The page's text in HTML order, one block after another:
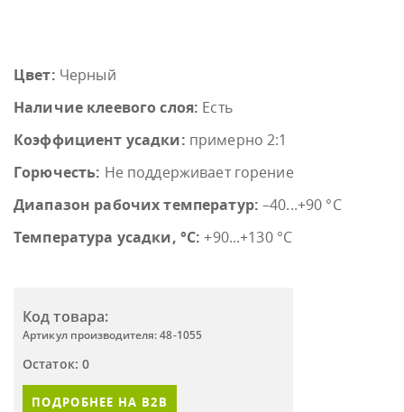
Цвет: Черный
Наличие клеевого слоя: Есть
Коэффициент усадки: примерно 2:1
Горючесть: Не поддерживает горение
Диапазон рабочих температур: –40...+90 °С
Температура усадки, °С: +90...+130 °С
Код товара:
Артикул производителя: 48-1055
Остаток: 0
ПОДРОБНЕЕ НА B2B